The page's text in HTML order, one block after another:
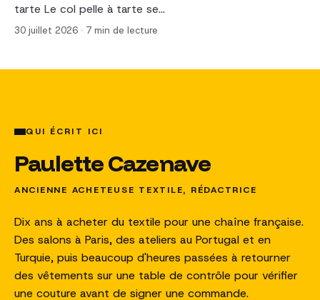
tarte Le col pelle à tarte se…
30 juillet 2026 · 7 min de lecture
QUI ÉCRIT ICI
Paulette Cazenave
ANCIENNE ACHETEUSE TEXTILE, RÉDACTRICE
Dix ans à acheter du textile pour une chaîne française.
Des salons à Paris, des ateliers au Portugal et en
Turquie, puis beaucoup d'heures passées à retourner
des vêtements sur une table de contrôle pour vérifier
une couture avant de signer une commande.